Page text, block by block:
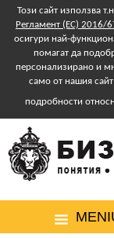
Този сайт използва
Регламент (ЕС) 2016/
осигури най-
помагат да
персонализирано и
само от нашия
подробности